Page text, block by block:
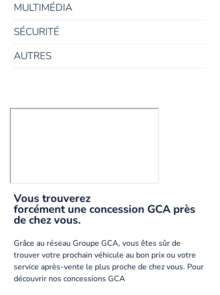
MULTIMÉDIA
SÉCURITÉ
AUTRES
Vous trouverez
forcément une concession GCA près
de chez vous.
Grâce au réseau Groupe GCA, vous êtes sûr de
trouver votre prochain véhicule au bon prix ou votre
service après-vente le plus proche de chez vous. Pour
découvrir nos concessions GCA